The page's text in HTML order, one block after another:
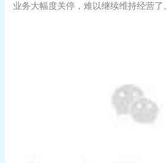
业务大幅度关停，难以继续维持经营了。